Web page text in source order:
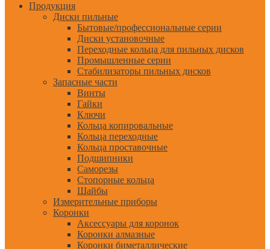
Продукция
Диски пильные
Бытовые/профессиональные серии
Диски установочные
Переходные кольца для пильных дисков
Промышленные серии
Стабилизаторы пильных дисков
Запасные части
Винты
Гайки
Ключи
Кольца копировальные
Кольца переходные
Кольца проставочные
Подшипники
Саморезы
Стопорные кольца
Шайбы
Измерительные приборы
Коронки
Аксессуары для коронок
Коронки алмазные
Коронки биметаллические